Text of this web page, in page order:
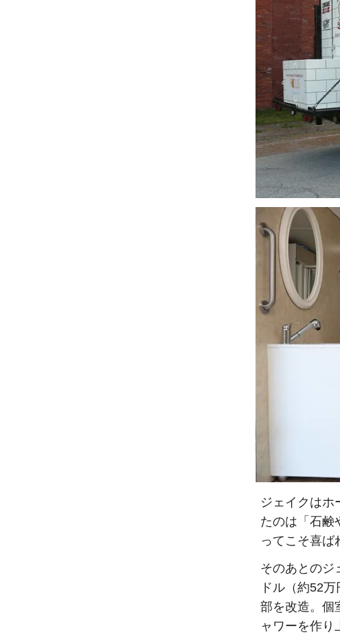
ジェイクはホ
たのは「石鹸
ってこそ喜ば
そのあとのジ
ドル（約52
部を改造。個
ャワーを作り